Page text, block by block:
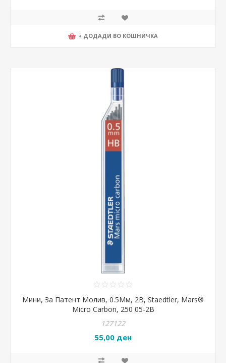
+ ДОДАДИ ВО КОШНИЧКА
Мини, За Патент Молив, 0.5Мм, 2B, Staedtler, Mars®
Micro Carbon, 250 05-2B
127122
55,00 ден